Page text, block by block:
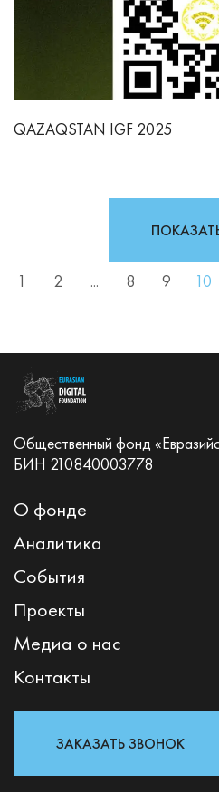
QAZAQSTAN IGF 2025
1 2 ... 8 9 10
Общественный фонд
БИН 210840003778
О фонде
Аналитика
События
Проекты
Медиа о нас
Контакты
ЗАКАЗАТЬ ЗВОНОК